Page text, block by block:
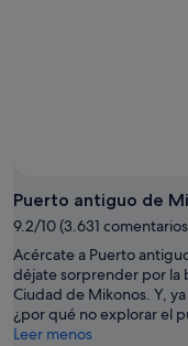
Puerto antiguo de
9.2/10 (3.631
Acércate a Puerto
déjate sorprender por la
Ciudad de Mikonos. Y,
¿por qué no explorar el
Leer menos